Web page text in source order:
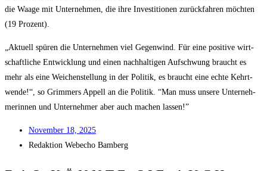
die Waa­ge mit Unter­neh­men, die ihre Inves­ti­tio­nen zurück­fah­ren möch­ten
(19 Prozent).
„Aktu­ell spü­ren die Unter­neh­men viel Gegen­wind. Für eine posi­ti­ve wirt­
schaft­li­che Ent­wick­lung und einen nach­hal­ti­gen Auf­schwung braucht es
mehr als eine Wei­chen­stel­lung in der Poli­tik, es braucht eine ech­te Kehrt­
wen­de!“, so Grim­mers Appell an die Poli­tik. “Man muss unse­re Unter­neh­
me­rin­nen und Unter­neh­mer aber auch machen lassen!”
Novem­ber 18, 2025
Redak­ti­on Web­echo Bamberg